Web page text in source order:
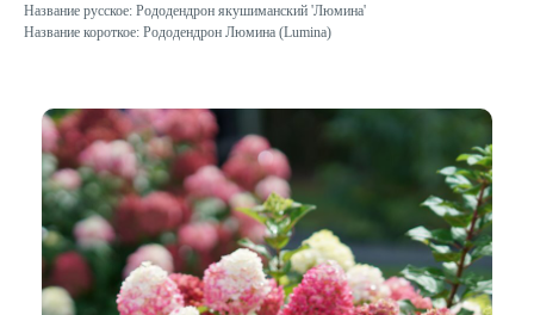
Название русское: Рододендрон якушиманский 'Люмина'
Название короткое: Рододендрон Люмина (Lumina)